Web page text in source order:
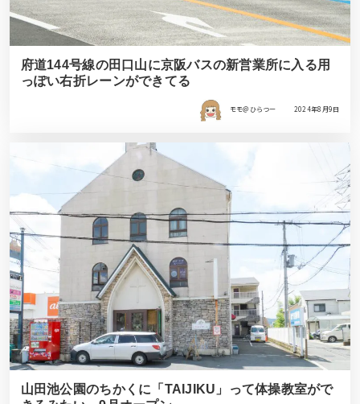
府道144号線の田口山に京阪バスの新営業所に入る用
っぽい右折レーンができてる
モモ＠ひらつー 2024年8月9日
山田池公園のちかくに「TAIJIKU」って体操教室がで